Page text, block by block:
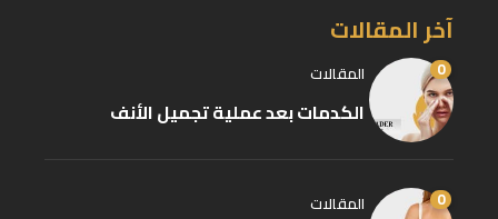
آخر المقالات
0 المقالات
الكدمات بعد عملية تجميل الأنف
0 المقالات